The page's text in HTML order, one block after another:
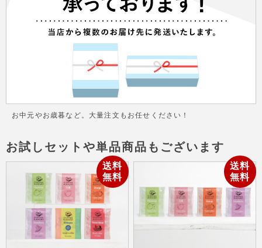
お中元やお歳暮など。大量注文もお任せください！
お試しセットや単品商品もございます
送料
無料
送料
無料